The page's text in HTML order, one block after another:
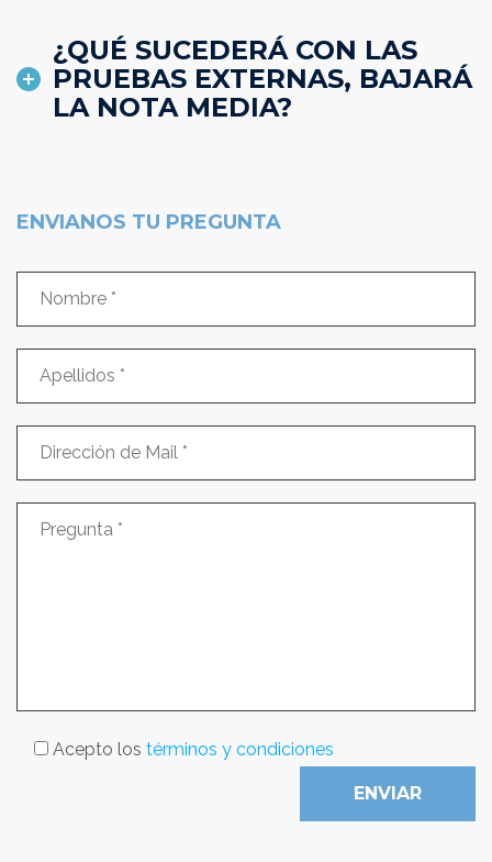
¿QUÉ SUCEDERÁ CON LAS
PRUEBAS EXTERNAS, BAJARÁ
LA NOTA MEDIA?
ENVIANOS TU PREGUNTA
Acepto los términos y condiciones